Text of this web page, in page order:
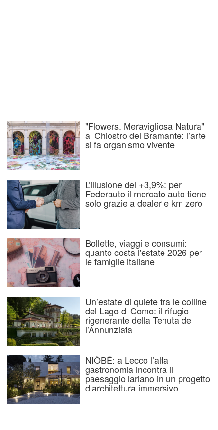
"Flowers. Meravigliosa Natura"
al Chiostro del Bramante: l’arte
si fa organismo vivente
L’illusione del +3,9%: per
Federauto il mercato auto tiene
solo grazie a dealer e km zero
Bollette, viaggi e consumi:
quanto costa l'estate 2026 per
le famiglie italiane
Un’estate di quiete tra le colline
del Lago di Como: il rifugio
rigenerante della Tenuta de
l’Annunziata
NIÒBĒ: a Lecco l’alta
gastronomia incontra il
paesaggio lariano in un progetto
d’architettura immersivo